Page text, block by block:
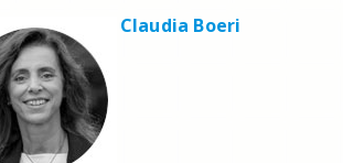
Claudia Boeri